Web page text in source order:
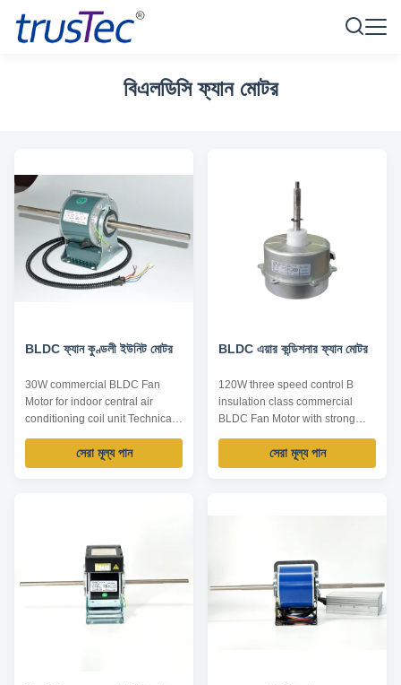
বিএলডিসি ফ্যান মোটর
BLDC ফ্যান কুণ্ডলী ইউনিট মোটর
30W commercial BLDC Fan
Motor for indoor central air
conditioning coil unit Technical
Parameters: Model Voltage /V
Current /A Speed /RPM Output
Power /W Input Power /W
0.13 300-1500 30 39 B...
সেরা মূল্য পান
BLDC এয়ার কন্ডিশনার ফ্যান মোটর
120W three speed control B
insulation class commercial
BLDC Fan Motor with strong
overload ability Technical
Parameters: Name BLDC
motor(motor, power supply,
সেরা মূল্য পান